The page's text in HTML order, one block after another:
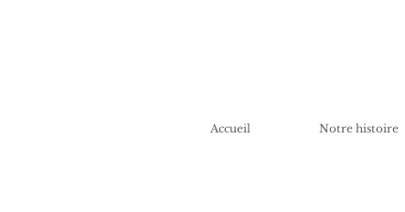
Accueil Notre histoire